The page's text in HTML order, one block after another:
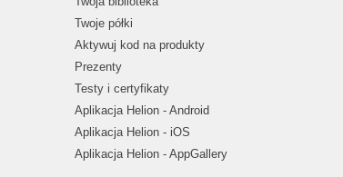
Twoje półki
Aktywuj kod na produkty
Prezenty
Testy i certyfikaty
Aplikacja Helion - Android
Aplikacja Helion - iOS
Aplikacja Helion - AppGallery